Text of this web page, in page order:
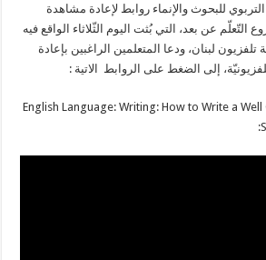
للبحوث والإنماء روابط لإعادة مشاهدة
التّعلّم عن بعد، التي بُثت اليوم الثّلاثاء الواقع فيه
عبر شاشة تلفزيون لبنان، ودعا المتعلمين الراغبين بإعادة
إلى الضغط على الروابط الاتية :
English Language: Writing: How to Write a